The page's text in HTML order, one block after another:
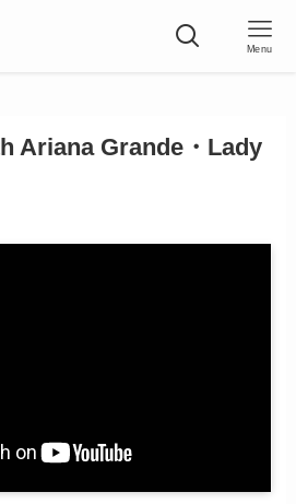
Menu
Ariana Grande・Lady